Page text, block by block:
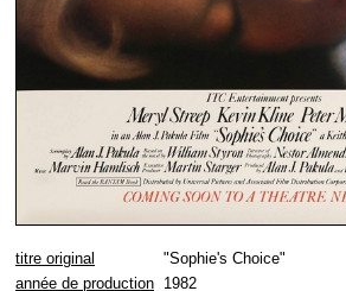
titre original
"Sophie's Choice"
année de production 1982